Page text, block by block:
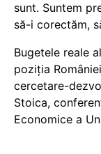
sunt. Suntem
să-i corectăm,
Bugetele reale
poziția
cercetare-
Stoica,
Economice a